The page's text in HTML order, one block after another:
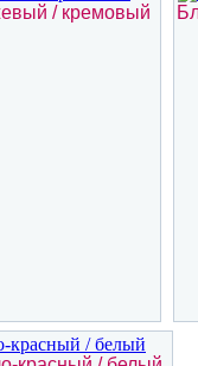
/ кремовый